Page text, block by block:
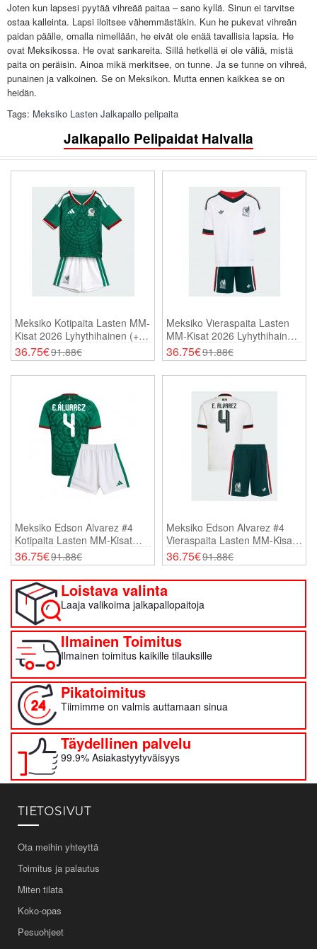
Joten kun lapsesi pyytää vihreää paitaa – sano kyllä. Sinun ei tarvitse
ostaa kalleinta. Lapsi iloitsee vähemmästäkin. Kun he pukevat vihreän
paidan päälle, omalla nimellään, he eivät ole enää tavallisia lapsia. He
ovat Meksikossa. He ovat sankareita. Sillä hetkellä ei ole väliä, mistä
paita on peräisin. Ainoa mikä merkitsee, on tunne. Ja se tunne on vihreä,
punainen ja valkoinen. Se on Meksikon. Mutta ennen kaikkea se on
heidän.
Tags: Meksiko Lasten Jalkapallo pelipaita
Jalkapallo Pelipaidat Halvalla
Meksiko Kotipaita Lasten MM-
Kisat 2026 Lyhythihainen (+
Shortsit)
36.75€91.88€
Meksiko Vieraspaita Lasten
MM-Kisat 2026 Lyhythihainen
(+ Shortsit)
36.75€91.88€
Meksiko Edson Alvarez #4
Kotipaita Lasten MM-Kisat
2026 Lyhythihainen (+
Shortsit)
36.75€91.88€
Meksiko Edson Alvarez #4
Vieraspaita Lasten MM-Kisat
2026 Lyhythihainen (+
Shortsit)
36.75€91.88€
Loistava valinta
Laaja valikoima jalkapallopaitoja
Ilmainen Toimitus
Ilmainen toimitus kaikille tilauksille
Pikatoimitus
Tiimimme on valmis auttamaan sinua
Täydellinen palvelu
99.9% Asiakastyytyväisyys
TIETOSIVUT
Ota meihin yhteyttä
Toimitus ja palautus
Miten tilata
Koko-opas
Pesuohjeet